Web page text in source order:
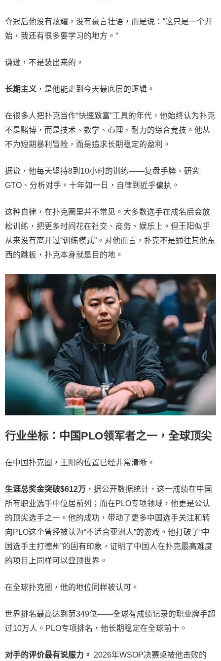
夺冠后他没有炫耀，没有豪言壮语，而是说：“这只是一个开
始，我还有很多要学习的地方。”
谦逊，不是装出来的。
长期主义 ，是他能走到今天最底层的逻辑。
在很多人把扑克当作“快速致富”工具的年代，他始终认为扑克
不是赌博，而是技术、数学、心理、耐力的综合竞技。他从
不为短期暴利冒险，而是追求长期稳定的盈利。
据说，他每天坚持8到10小时的训练——复盘手牌、研究
GTO、分析对手。十年如一日，自律到近乎偏执。
这种自律，在扑克圈里并不常见。大多数选手在成名后会放
松训练，把更多时间花在社交、商务、娱乐上。但王阳似乎
从来没有离开过“训练模式”。对他而言，扑克不是通往其他东
西的跳板，扑克本身就是目的地。
行业坐标：中国PLO领军者之一，全球顶尖
在中国扑克圈，王阳的位置已经非常清晰。
生涯总奖金突破$612万 ，据公开数据统计，这一成绩在中国
所有职业选手中位居前列；而在PLO专项领域，他更是公认
的顶尖选手之一。他的成功，带动了更多中国选手关注和转
向PLO这个曾经被认为“不适合亚洲人”的游戏。他打破了“中
国选手主打德州”的固有印象，证明了中国人在扑克最高难度
的项目上同样可以登顶世界。
在全球扑克圈，他的地位同样被认可。
世界排名最高达到第349位——全球有成绩记录的职业牌手超
过10万人。PLO专项排名，他长期稳定在全球前十。
对手的评价最有说服力。 2026年WSOP决赛桌被他击败的